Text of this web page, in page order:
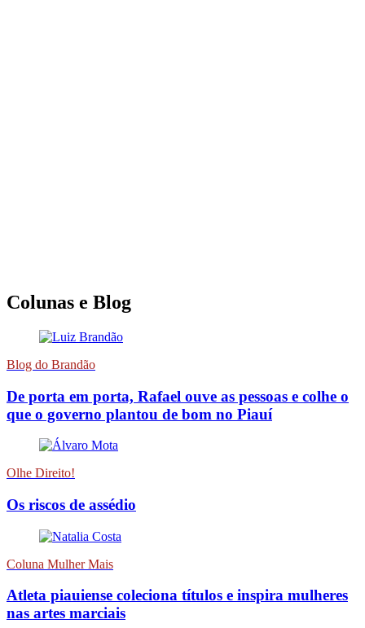
Colunas e Blog
Blog do Brandão
De porta em porta, Rafael ouve as pessoas e colhe o
que o governo plantou de bom no Piauí
Olhe Direito!
Os riscos de assédio
Coluna Mulher Mais
Atleta piauiense coleciona títulos e inspira mulheres
nas artes marciais